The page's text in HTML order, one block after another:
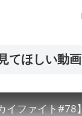
てほしい動画